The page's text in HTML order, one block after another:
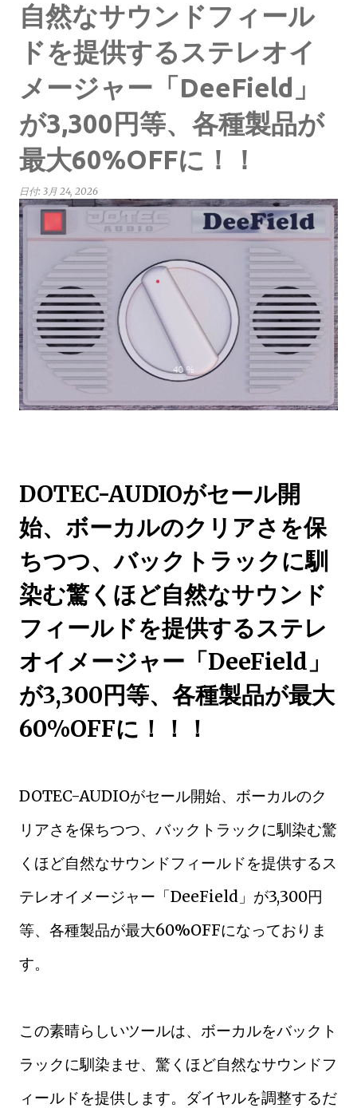
自然なサウンドフィール
ドを提供するステレオイ
メージャー「DeeField」
が3,300円等、各種製品が
最大60%OFFに！！
日付: 3月 24, 2026
DOTEC-AUDIOがセール開
始、ボーカルのクリアさを保
ちつつ、バックトラックに馴
染む驚くほど自然なサウンド
フィールドを提供するステレ
オイメージャー「DeeField」
が3,300円等、各種製品が最大
60%OFFに！！！
DOTEC-AUDIOがセール開始、ボーカルのク
リアさを保ちつつ、バックトラックに馴染む驚
くほど自然なサウンドフィールドを提供するス
テレオイメージャー「DeeField」が3,300円
等、各種製品が最大60%OFFになっておりま
す。
この素晴らしいツールは、ボーカルをバックト
ラックに馴染ませ、驚くほど自然なサウンドフ
ィールドを提供します。ダイヤルを調整するだ